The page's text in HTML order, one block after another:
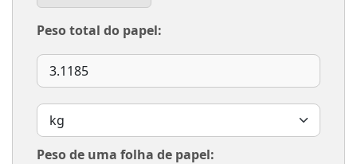
Peso total do papel:
Peso de uma folha de papel: